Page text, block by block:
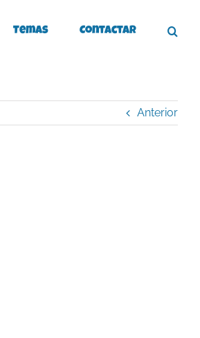
Temas Contactar
Anterior